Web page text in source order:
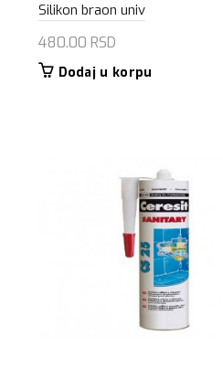
Silikon braon univ
480.00 RSD
Dodaj u korpu